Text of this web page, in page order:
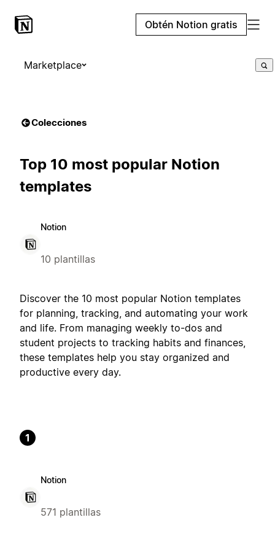
Obtén Notion gratis
Marketplace
Colecciones
Top 10 most popular Notion
templates
Notion
10 plantillas
Discover the 10 most popular Notion templates
for planning, tracking, and automating your work
and life. From managing weekly to-dos and
student projects to tracking habits and finances,
these templates help you stay organized and
productive every day.
1
Notion
571 plantillas